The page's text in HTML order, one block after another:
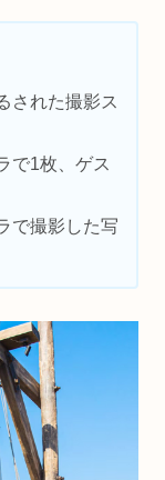
された撮影ス
で1枚、ゲス
で撮影した写